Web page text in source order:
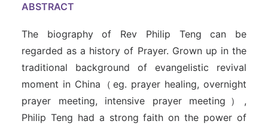
ABSTRACT
The biography of Rev Philip Teng can be
regarded as a history of Prayer. Grown up in the
traditional background of evangelistic revival
moment in China（eg. prayer healing, overnight
prayer meeting, intensive prayer meeting）,
Philip Teng had a strong faith on the power of